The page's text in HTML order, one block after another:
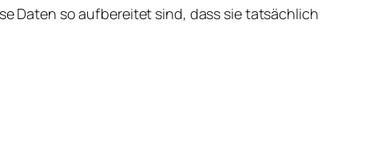
Daten so aufbereitet sind, dass sie tatsächlich